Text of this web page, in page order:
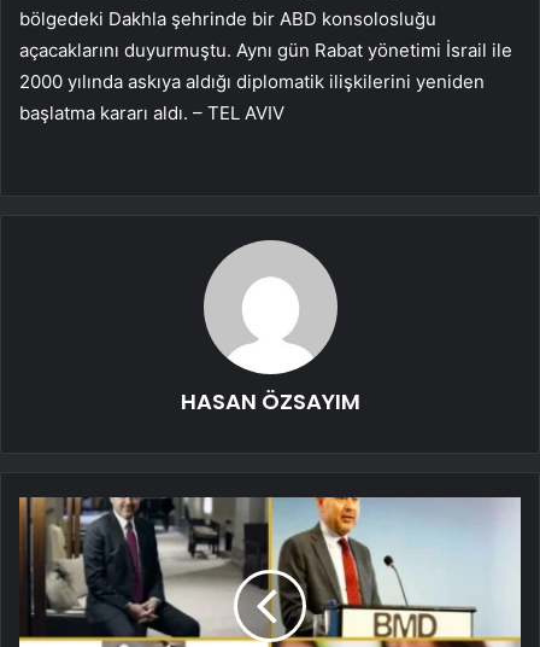
bölgedeki Dakhla şehrinde bir ABD konsolosluğu
açacaklarını duyurmuştu. Aynı gün Rabat yönetimi İsrail ile
2000 yılında askıya aldığı diplomatik ilişkilerini yeniden
başlatma kararı aldı. – TEL AVIV
HASAN ÖZSAYIM